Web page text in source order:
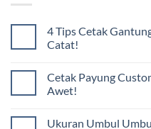
4 Tips Cetak
Catat!
Cetak Payung
Awet!
Ukuran Umbul